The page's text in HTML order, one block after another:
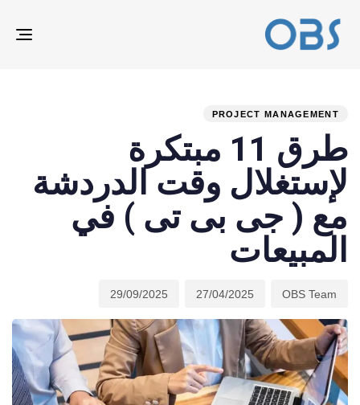
PROJECT MANAGEMENT
طرق 11 مبتكرة
لإستغلال وقت الدردشة
مع ( جى بى تى ) في
المبيعات
OBS Team
27/04/2025
29/09/2025